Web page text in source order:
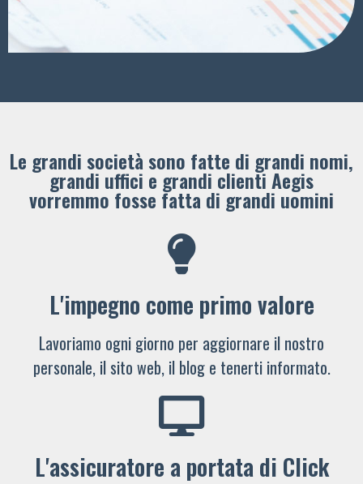
Le grandi società sono fatte di grandi nomi,
grandi uffici e grandi clienti ​Aegis
vorremmo fosse fatta di grandi uomini
L'impegno come primo valore
Lavoriamo ogni giorno per aggiornare il nostro
personale, il sito web, il blog e tenerti informato.
L'assicuratore a portata di Click